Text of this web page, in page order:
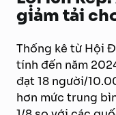
giảm tải
Thống kê từ Hội
tính đến năm
đạt 18 người/
hơn mức trung